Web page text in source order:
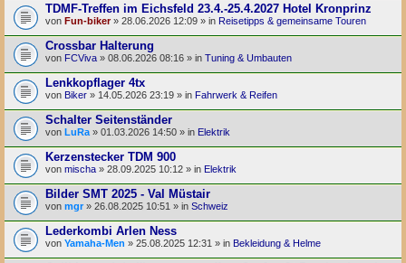
TDMF-Treffen im Eichsfeld 23.4.-25.4.2027 Hotel Kronprinz
von Fun-biker» 28.06.2026 12:09 » in Reisetipps & gemeinsame Touren
Crossbar Halterung
von FCViva » 08.06.2026 08:16 » in Tuning & Umbauten
Lenkkopflager 4tx
von Biker » 14.05.2026 23:19 » in Fahrwerk & Reifen
Schalter Seitenständer
von LuRa » 01.03.2026 14:50 » in Elektrik
Kerzenstecker TDM 900
von mischa » 28.09.2025 10:12 » in Elektrik
Bilder SMT 2025 - Val Müstair
von mgr » 26.08.2025 10:51 » in Schweiz
Lederkombi Arlen Ness
von Yamaha-Men » 25.08.2025 12:31 » in Bekleidung & Helme